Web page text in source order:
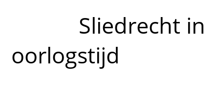
Sliedrecht in
oorlogstijd